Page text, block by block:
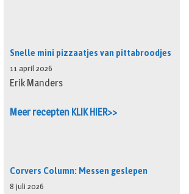
Snelle mini pizzaatjes van pittabroodjes
11 april 2026
Erik Manders
Meer recepten KLIK HIER>>
Corvers Column: Messen geslepen
8 juli 2026